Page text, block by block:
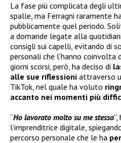
La fase più complicata degli
spalle, ma Ferragni raramente
pubblicamente quel periodo.
a domande legate alla
consigli sui capelli, evitando di
personali che l’hanno coinvolta
giorni scorsi, però, ha deciso di
alle sue riflessioni attraverso
TikTok, nel quale ha voluto
accanto nei momenti più
“Ho lavorato molto su me stessa
l’imprenditrice digitale,
percorso personale che le ha